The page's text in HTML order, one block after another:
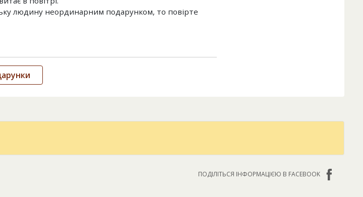
людину неординарним подарунком, то повірте
ПОДІЛІТЬСЯ ІНФОРМАЦІЄЮ В FACEBOOK